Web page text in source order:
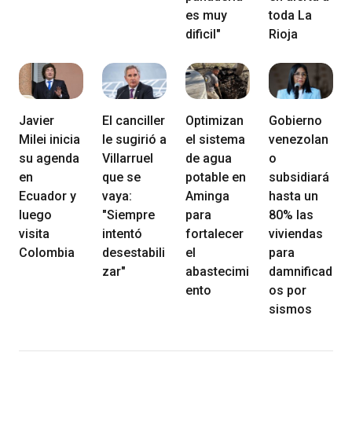
es muy
dificil"
toda La
Rioja
Javier
Milei inicia
su agenda
en
Ecuador y
luego
visita
Colombia
El canciller
le sugirió a
Villarruel
que se
vaya:
"Siempre
intentó
desestabili
zar"
Optimizan
el sistema
de agua
potable en
Aminga
para
fortalecer
el
abastecimi
ento
Gobierno
venezolan
o
subsidiará
hasta un
80% las
viviendas
para
damnificad
os por
sismos